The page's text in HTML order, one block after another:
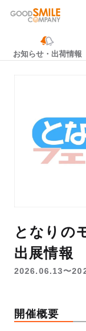
お知らせ・出荷情報
となりの
出展情報
2026.06.13〜
開催概要